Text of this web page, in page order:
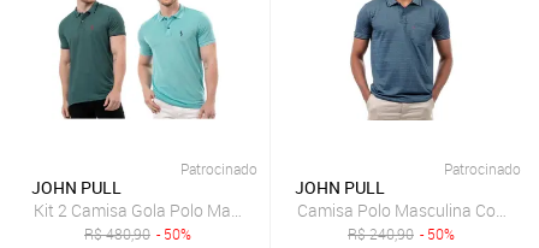
Patrocinado
JOHN PULL
Kit 2 Camisa Gola Polo Masculina Casual Reta Estilo Moderna
R$480,90 - 50%
Patrocinado
JOHN PULL
Camisa Polo Masculina Com
R$240,90 - 50%